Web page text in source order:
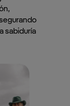
sabiduría